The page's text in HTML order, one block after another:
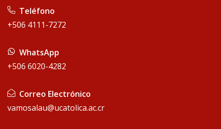
Teléfono
+506 4111-7272
WhatsApp
+506 6020-4282
Correo Electrónico
vamosalau@ucatolica.ac.cr